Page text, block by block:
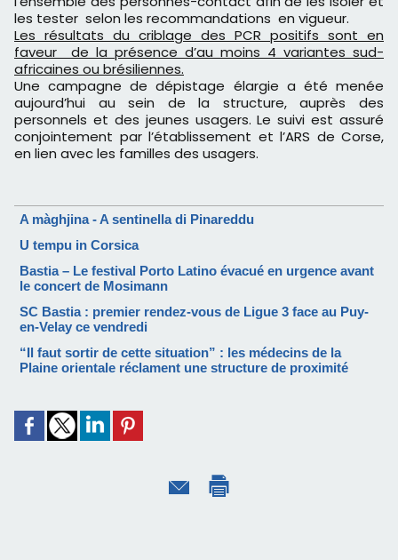
les tester selon les recommandations en vigueur.
Les résultats du criblage des PCR positifs sont en
faveur de la présence d’au moins 4 variantes sud-
africaines ou brésiliennes.
Une campagne de dépistage élargie a été menée
aujourd’hui au sein de la structure, auprès des
personnels et des jeunes usagers. Le suivi est assuré
conjointement par l’établissement et l’ARS de Corse,
en lien avec les familles des usagers.
A màghjina - A sentinella di Pinareddu
U tempu in Corsica
Bastia – Le festival Porto Latino évacué en urgence avant
le concert de Mosimann
SC Bastia : premier rendez-vous de Ligue 3 face au Puy-
en-Velay ce vendredi
“Il faut sortir de cette situation” : les médecins de la
Plaine orientale réclament une structure de proximité